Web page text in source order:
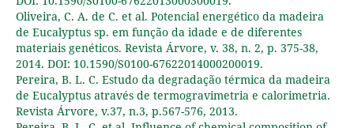
Oliveira, C. A. de C. et al. Potencial energético da madeira
de Eucalyptus sp. em função da idade e de diferentes
materiais genéticos. Revista Árvore, v. 38, n. 2, p. 375-38,
2014. DOI: 10.1590/S0100-67622014000200019.
Pereira, B. L. C. Estudo da degradação térmica da madeira
de Eucalyptus através de termogravimetria e calorimetria.
Revista Árvore, v.37, n.3, p.567-576, 2013.